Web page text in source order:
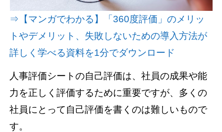
⇒【マンガでわかる】「360度評価」のメリッ
トやデメリット、失敗しないための導入方法が
詳しく学べる資料を1分でダウンロード
人事評価シートの自己評価は、社員の成果や能
力を正しく評価するために重要ですが、多くの
社員にとって自己評価を書くのは難しいもので
す。